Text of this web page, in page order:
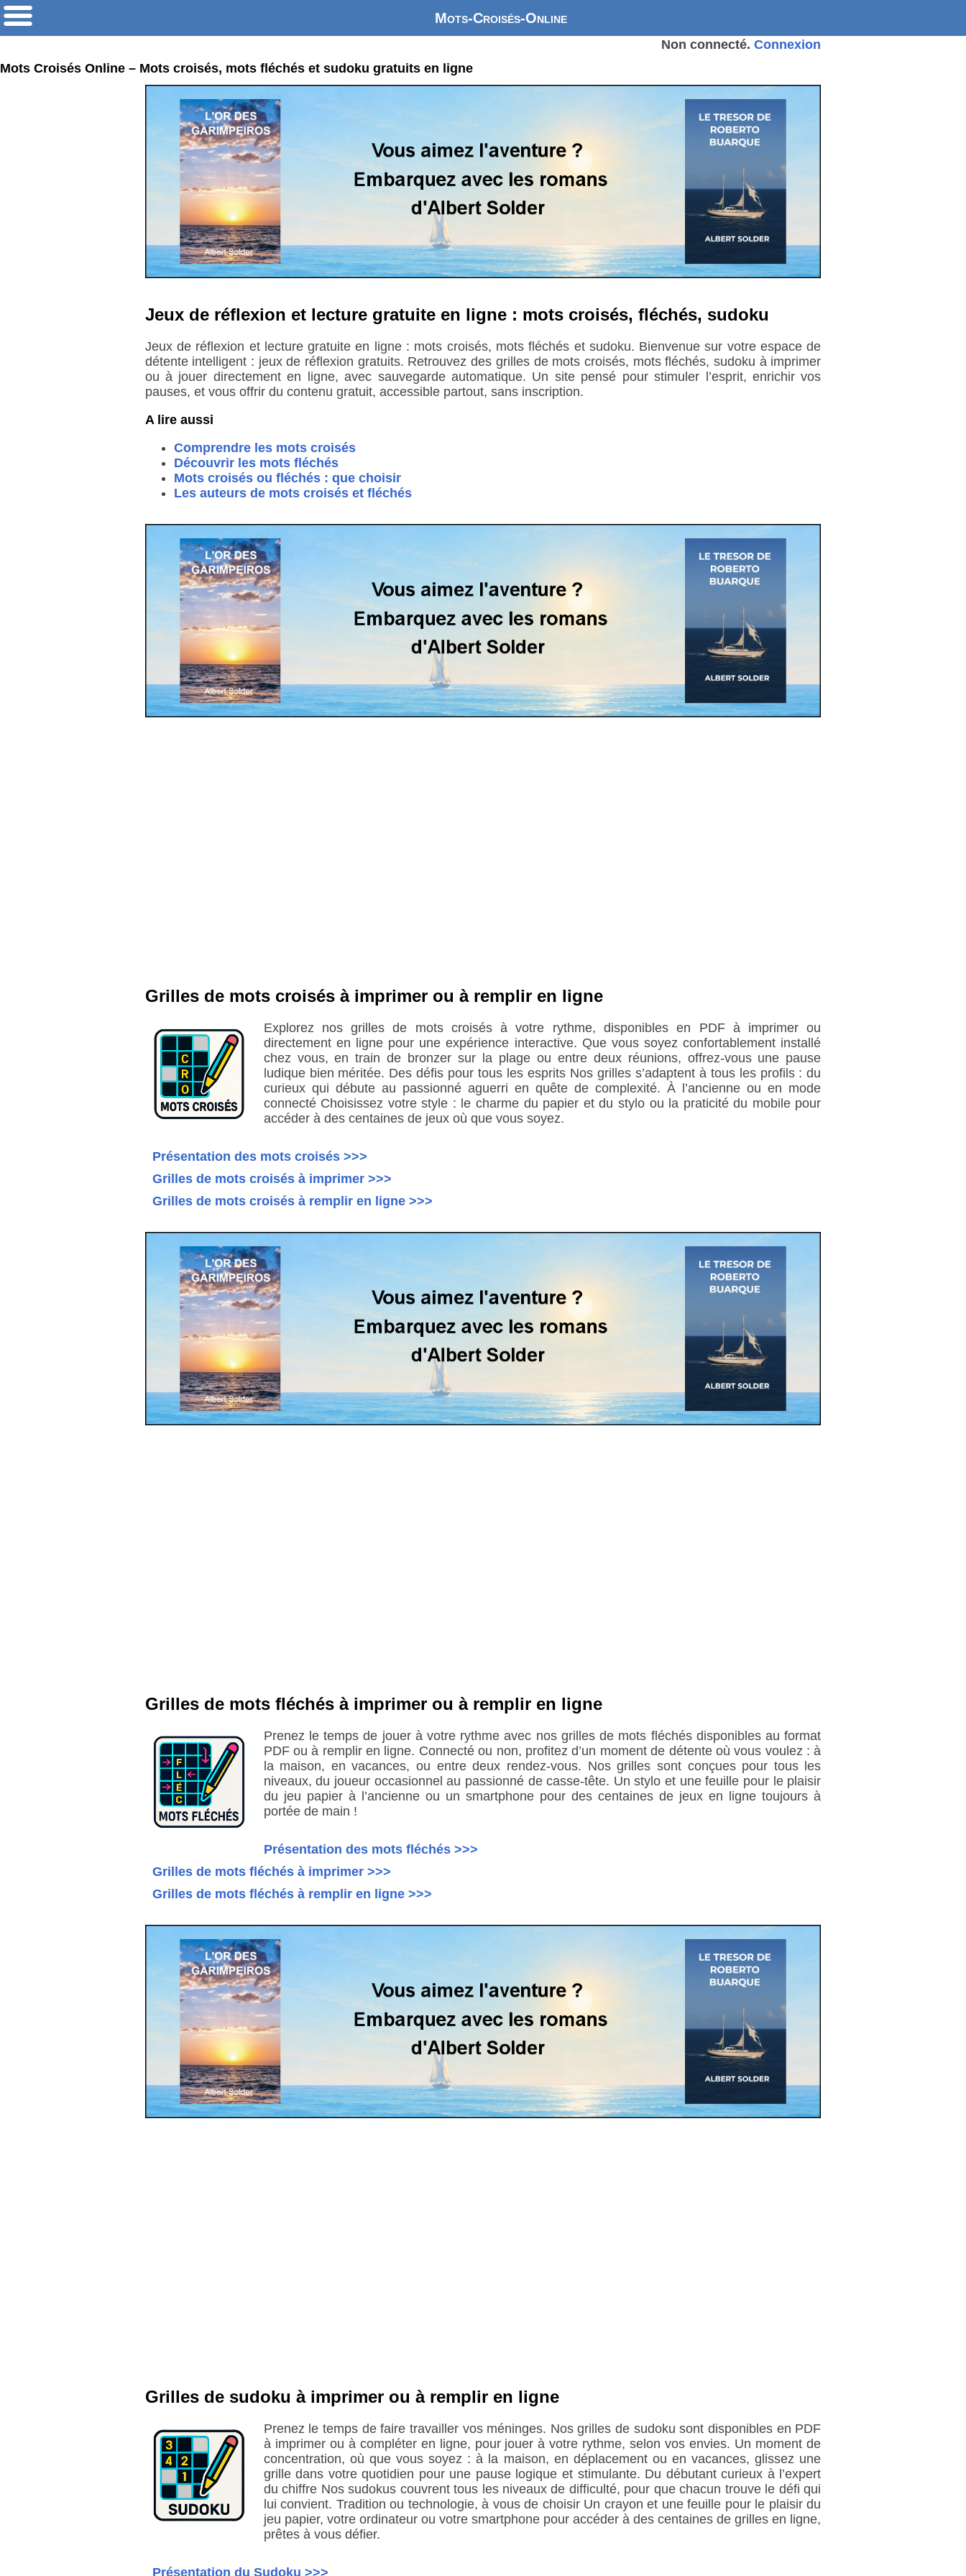
Mots-Croisés-Online
Non connecté.Connexion
Mots Croisés Online – Mots croisés, mots fléchés et sudoku gratuits en ligne
Jeux de réflexion et lecture gratuite en ligne : mots croisés, fléchés, sudoku
Jeux de réflexion et lecture gratuite en ligne : mots croisés, mots fléchés et sudoku. Bienvenue sur votre espace de
détente intelligent : jeux de réflexion gratuits. Retrouvez des grilles de mots croisés, mots fléchés, sudoku à imprimer
ou à jouer directement en ligne, avec sauvegarde automatique. Un site pensé pour stimuler l’esprit, enrichir vos
pauses, et vous offrir du contenu gratuit, accessible partout, sans inscription.
A lire aussi
Comprendre les mots croisés
Découvrir les mots fléchés
Mots croisés ou fléchés : que choisir
Les auteurs de mots croisés et fléchés
Grilles de mots croisés à imprimer ou à remplir en ligne
Explorez nos grilles de mots croisés à votre rythme, disponibles en PDF à imprimer ou
directement en ligne pour une expérience interactive. Que vous soyez confortablement installé
chez vous, en train de bronzer sur la plage ou entre deux réunions, offrez-vous une pause
ludique bien méritée. Des défis pour tous les esprits Nos grilles s’adaptent à tous les profils : du
curieux qui débute au passionné aguerri en quête de complexité. À l’ancienne ou en mode
connecté Choisissez votre style : le charme du papier et du stylo ou la praticité du mobile pour
accéder à des centaines de jeux où que vous soyez.
Présentation des mots croisés >>>
Grilles de mots croisés à imprimer >>>
Grilles de mots croisés à remplir en ligne >>>
Grilles de mots fléchés à imprimer ou à remplir en ligne
Prenez le temps de jouer à votre rythme avec nos grilles de mots fléchés disponibles au format
PDF ou à remplir en ligne. Connecté ou non, profitez d’un moment de détente où vous voulez : à
la maison, en vacances, ou entre deux rendez-vous. Nos grilles sont conçues pour tous les
niveaux, du joueur occasionnel au passionné de casse-tête. Un stylo et une feuille pour le plaisir
du jeu papier à l’ancienne ou un smartphone pour des centaines de jeux en ligne toujours à
portée de main !
Présentation des mots fléchés >>>
Grilles de mots fléchés à imprimer >>>
Grilles de mots fléchés à remplir en ligne >>>
Grilles de sudoku à imprimer ou à remplir en ligne
Prenez le temps de faire travailler vos méninges. Nos grilles de sudoku sont disponibles en PDF
à imprimer ou à compléter en ligne, pour jouer à votre rythme, selon vos envies. Un moment de
concentration, où que vous soyez : à la maison, en déplacement ou en vacances, glissez une
grille dans votre quotidien pour une pause logique et stimulante. Du débutant curieux à l’expert
du chiffre Nos sudokus couvrent tous les niveaux de difficulté, pour que chacun trouve le défi qui
lui convient. Tradition ou technologie, à vous de choisir Un crayon et une feuille pour le plaisir du
jeu papier, votre ordinateur ou votre smartphone pour accéder à des centaines de grilles en ligne,
prêtes à vous défier.
Présentation du Sudoku >>>